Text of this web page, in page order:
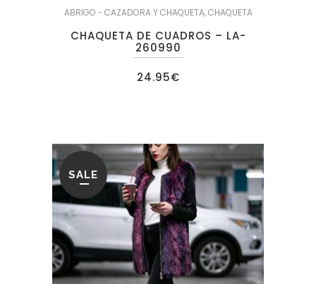
ABRIGO - CAZADORA Y CHAQUETA,CHAQUETA
CHAQUETA DE CUADROS – LA-
260990
24.95€
SALE